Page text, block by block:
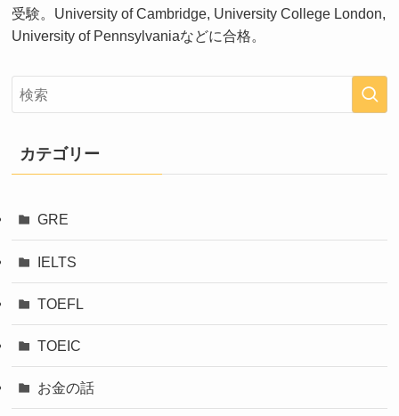
受験。University of Cambridge, University College London,
University of Pennsylvaniaなどに合格。
カテゴリー
GRE
IELTS
TOEFL
TOEIC
お金の話